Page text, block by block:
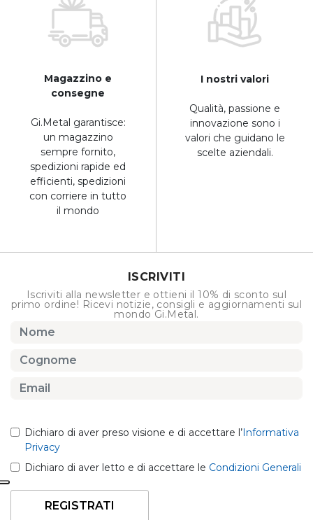
Magazzino e
consegne
Gi.Metal garantisce:
un magazzino
sempre fornito,
spedizioni rapide ed
efficienti, spedizioni
con corriere in tutto
il mondo
I nostri valori
Qualità, passione e
innovazione sono i
valori che guidano le
scelte aziendali.
ISCRIVITI
Iscriviti alla newsletter e ottieni il 10% di sconto sul
primo ordine! Ricevi notizie, consigli e aggiornamenti sul
mondo Gi.Metal.
Dichiaro di aver preso visione e di accettare l’Informativa
Privacy
Dichiaro di aver letto e di accettare le Condizioni Generali
REGISTRATI